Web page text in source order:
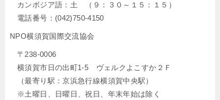
カンボジア語：土 （９：３０～１５：１５）
電話番号：(042)750-4150
NPO横須賀国際交流協会
〒238-0006
横須賀市日の出町1-5 ヴェルクよこすか２Ｆ
（最寄り駅：京浜急行線横須賀中央駅）
※土曜日、日曜日、祝日、年末年始は除く